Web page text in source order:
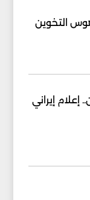
التخوين
إيراني